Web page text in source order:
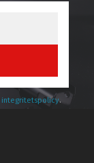
integritetspolicy.